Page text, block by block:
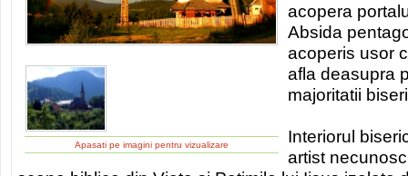
Apasati pe imagini pentru vizualizare
acopera
Absida
acoperis usor
afla deasupra
majoritatii
Interiorul
artist